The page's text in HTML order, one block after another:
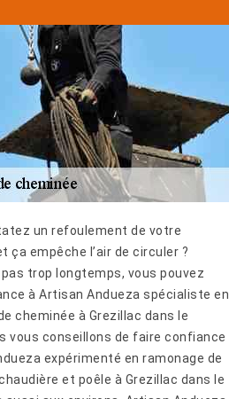
un refoulement de votre
ça empêche l’air de circuler ?
trop longtemps, vous pouvez
à Artisan Andueza spécialiste en
cheminée à Grezillac dans le
vous conseillons de faire confiance
expérimenté en ramonage de
et poêle à Grezillac dans le